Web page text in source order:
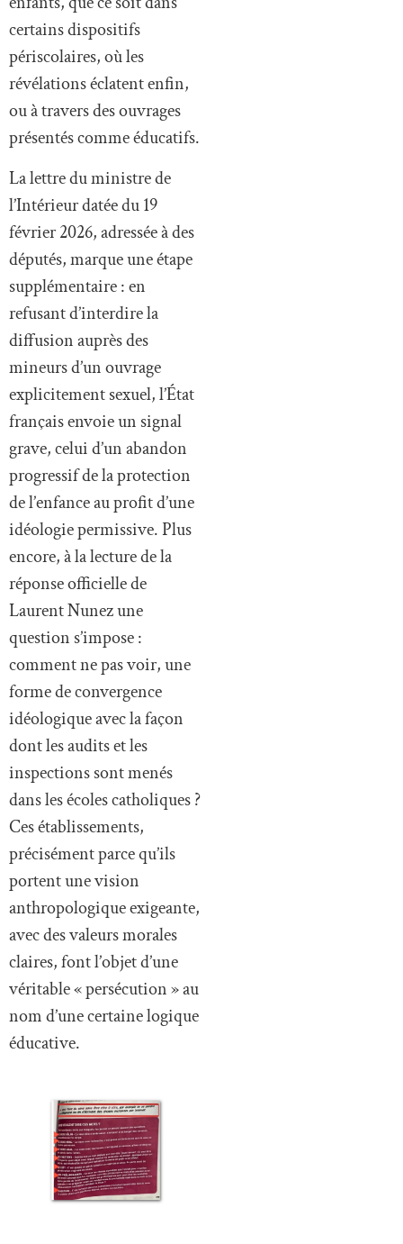
certains dispositifs
périscolaires, où les
révélations éclatent enfin,
ou à travers des ouvrages
présentés comme éducatifs.
La lettre du ministre de
l’Intérieur datée du 19
février 2026, adressée à des
députés, marque une étape
supplémentaire : en
refusant d’interdire la
diffusion auprès des
mineurs d’un ouvrage
explicitement sexuel, l’État
français envoie un signal
grave, celui d’un abandon
progressif de la protection
de l’enfance au profit d’une
idéologie permissive. Plus
encore, à la lecture de la
réponse officielle de
Laurent Nunez une
question s’impose :
comment ne pas voir, une
forme de convergence
idéologique avec la façon
dont les audits et les
inspections sont menés
dans les écoles catholiques ?
Ces établissements,
précisément parce qu’ils
portent une vision
anthropologique exigeante,
avec des valeurs morales
claires, font l’objet d’une
véritable « persécution » au
nom d’une certaine logique
éducative.